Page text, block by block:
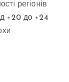
регіонів
+20 до +24